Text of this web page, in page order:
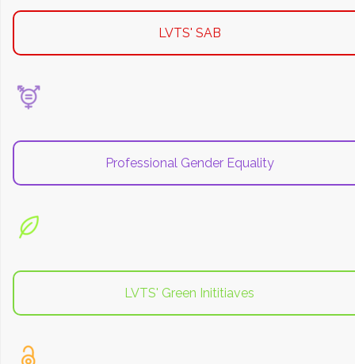
LVTS' SAB
Professional Gender Equality
LVTS' Green Inititiaves